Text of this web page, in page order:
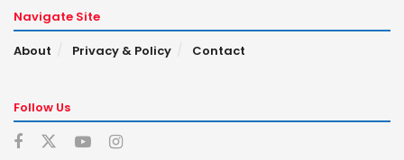
Navigate Site
About
Privacy & Policy Contact
Follow Us